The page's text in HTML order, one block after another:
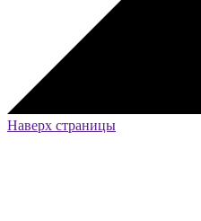
Наверх страницы